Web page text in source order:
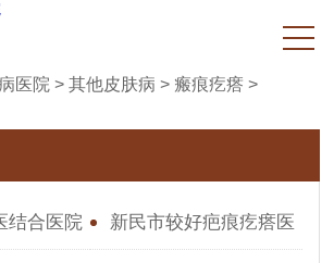
医院 >其他皮肤病 > 瘢痕疙瘩 >
结合医院 新民市较好疤痕疙瘩医